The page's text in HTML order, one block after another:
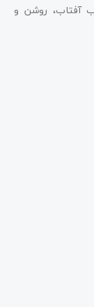
آفتاب، روشن و